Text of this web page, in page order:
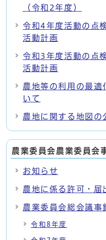
（令和2年度）
令和4年度活動の点
活動計画
令和3年度活動の点
活動計画
農地等の利用の最適
いて
農地に関する地図の
農業委員会農業委員会
お知らせ
農地に係る許可・届
農業委員会総会議事
令和8年度